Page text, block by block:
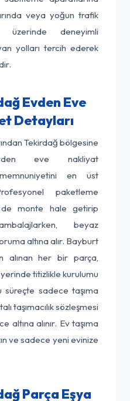
veya yoğun trafik
deneyimli
yolları tercih ederek
Evden Eve
Detayları
Tekirdağ bölgesine
eve nakliyat
en üst
paketleme
de monte hale getirip
beyaz
altına alır. Bayburt
alınan her bir parça,
titizlikle kurulumu
süreçte sadece taşıma
taşımacılık sözleşmesi
altına alınır. Ev taşıma
ve sadece yeni evinize
Parça Eşya